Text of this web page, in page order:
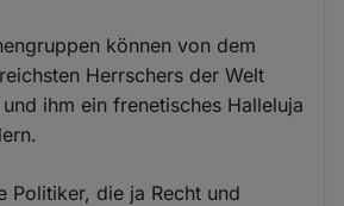
können von dem
Herrschers der Welt
ihm ein frenetisches Halleluja
Politiker, die ja Recht und